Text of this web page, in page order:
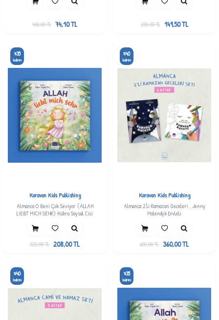
400,00TL 74,10TL 230,00TL 149,50TL
%35
İndirim
Karavan Kids Publishing
Almanca O Beni Çok Seviyor (ALLAH
LIEBT MICH SEHR) Kübra Soysal Cici
320,00TL 208,00TL
%40
İndirim
Karavan Kids Publishing
Almanca 2'li Ramazan Geceleri , Jenny
Molendyk Divleli
600,00TL 360,00TL
%40
İndirim
%35
İndirim